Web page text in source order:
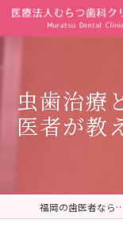
虫歯治療
医者が教
福岡の歯医者ならむらつ歯科クリニック